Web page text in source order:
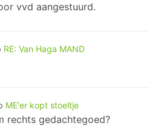
vvd aangestuurd.
RE: Van Haga MAND
ME'er kopt stoeltje
rechts gedachtegoed?